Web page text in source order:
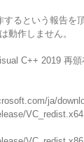
するという報告を
動作しません。
C++ 2019 再頒
ja/